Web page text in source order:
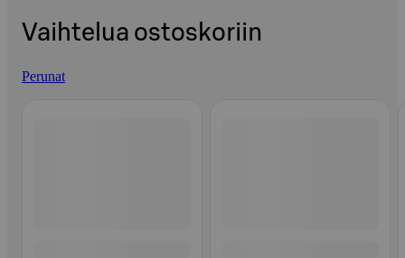
Vaihtelua ostoskoriin
Perunat